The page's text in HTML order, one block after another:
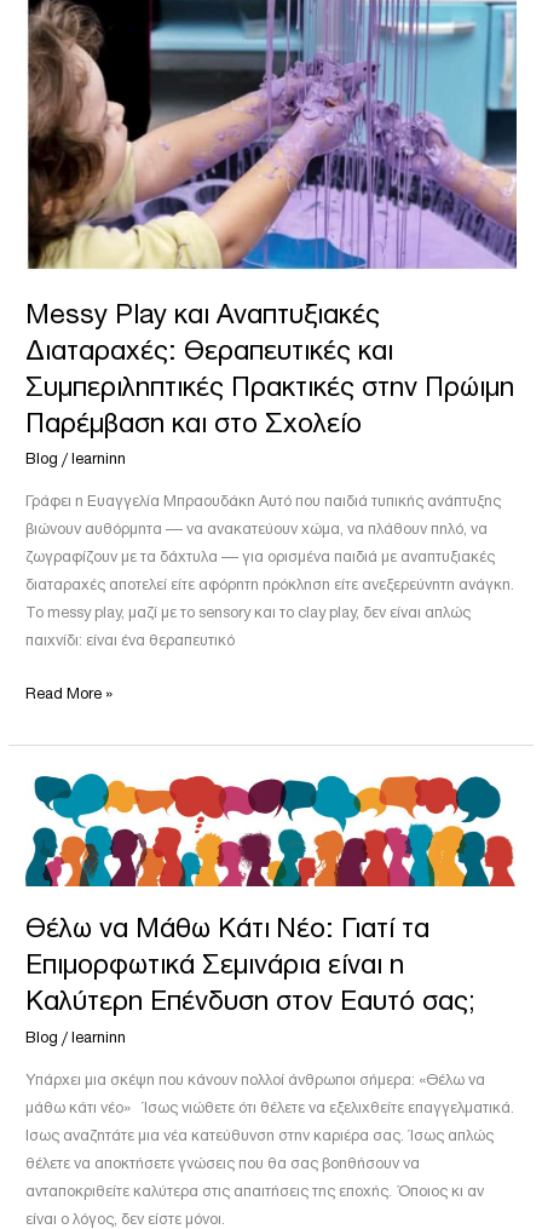
Messy Play και Αναπτυξιακές
Διαταραχές: Θεραπευτικές και
Συμπεριληπτικές Πρακτικές στην Πρώιμη
Παρέμβαση και στο Σχολείο
Blog /learninn
Γράφει η Ευαγγελία Μπραουδάκη Αυτό που παιδιά τυπικής ανάπτυξης
βιώνουν αυθόρμητα — να ανακατεύουν χώμα, να πλάθουν πηλό, να
ζωγραφίζουν με τα δάχτυλα — για ορισμένα παιδιά με αναπτυξιακές
διαταραχές αποτελεί είτε αφόρητη πρόκληση είτε ανεξερεύνητη ανάγκη.
Το messy play, μαζί με το sensory και το clay play, δεν είναι απλώς
παιχνίδι: είναι ένα θεραπευτικό
Messy
Play
και
Αναπτυξιακές
Διαταραχές:
Θεραπευτικές
και
Συμπεριληπτικές
Πρακτικές
στην
Παρέμβαση
και
Σχολείο
Read More »
Θέλω να Μάθω Κάτι Νέο: Γιατί τα
Επιμορφωτικά Σεμινάρια είναι η
Καλύτερη Επένδυση στον Εαυτό σας;
Blog /learninn
Υπάρχει μια σκέψη που κάνουν πολλοί άνθρωποι σήμερα: «Θέλω να
μάθω κάτι νέο» Ίσως νιώθετε ότι θέλετε να εξελιχθείτε επαγγελματικά.
Ίσως αναζητάτε μια νέα κατεύθυνση στην καριέρα σας. Ίσως απλώς
θέλετε να αποκτήσετε γνώσεις που θα σας βοηθήσουν να
ανταποκριθείτε καλύτερα στις απαιτήσεις της εποχής. Όποιος κι αν
είναι ο λόγος, δεν είστε μόνοι.
Θέλω
Μάθω
Κάτι
Γιατί
τα
Επιμορφωτικά
Σεμινάρια
είναι
Καλύτερη
Επένδυση
στον
Εαυτό
σας;